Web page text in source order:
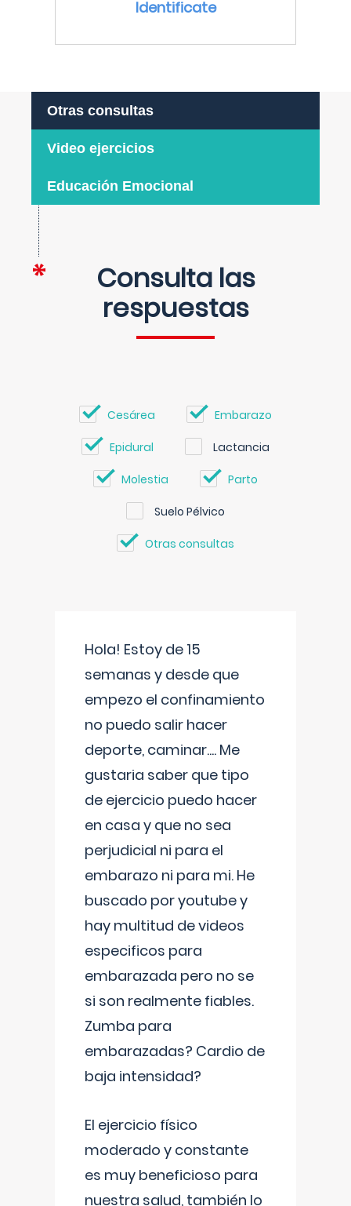
Identificate
Otras consultas
Video ejercicios
Educación Emocional
Consulta las
respuestas
Cesárea Embarazo
Epidural Lactancia
Molestia Parto
Suelo Pélvico
Otras consultas
Hola! Estoy de 15
semanas y desde que
empezo el confinamiento
no puedo salir hacer
deporte, caminar.... Me
gustaria saber que tipo
de ejercicio puedo hacer
en casa y que no sea
perjudicial ni para el
embarazo ni para mi. He
buscado por youtube y
hay multitud de videos
especificos para
embarazada pero no se
si son realmente fiables.
Zumba para
embarazadas? Cardio de
baja intensidad?
El ejercicio físico
moderado y constante
es muy beneficioso para
nuestra salud, también lo